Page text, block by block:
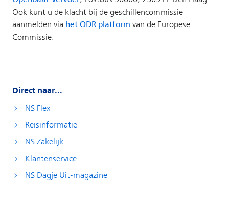
Direct naar...
NS Flex
Reisinformatie
NS Zakelijk
Klantenservice
NS Dagje Uit-magazine